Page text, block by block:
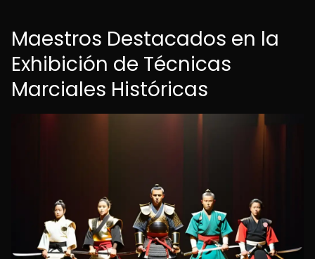
Maestros Destacados en la
Exhibición de Técnicas
Marciales Históricas